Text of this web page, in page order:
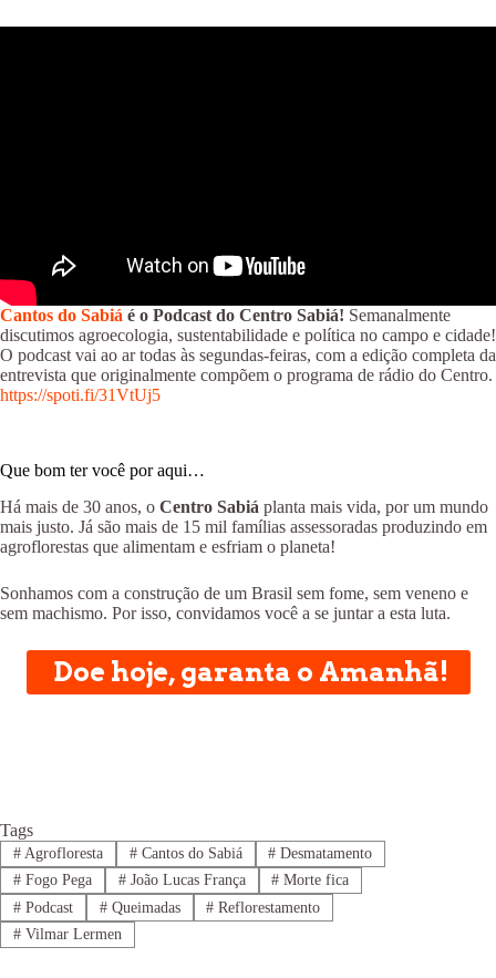
Cantos do Sabiá é o Podcast do Centro Sabiá! Semanalmente
discutimos agroecologia, sustentabilidade e política no campo e cidade!
O podcast vai ao ar todas às segundas-feiras, com a edição completa da
entrevista que originalmente compõem o programa de rádio do Centro.
https://spoti.fi/31VtUj5
Que bom ter você por aqui…
Há mais de 30 anos, o Centro Sabiá planta mais vida, por um mundo
mais justo. Já são mais de 15 mil famílias assessoradas produzindo em
agroflorestas que alimentam e esfriam o planeta!
Sonhamos com a construção de um Brasil sem fome, sem veneno e
sem machismo. Por isso, convidamos você a se juntar a esta luta.
Doe hoje, garanta o Amanhã!
Tags
#Agrofloresta #Cantos do Sabiá # Desmatamento
#Fogo Pega #João Lucas França # Morte fica
#Podcast #Queimadas # Reflorestamento
#Vilmar Lermen